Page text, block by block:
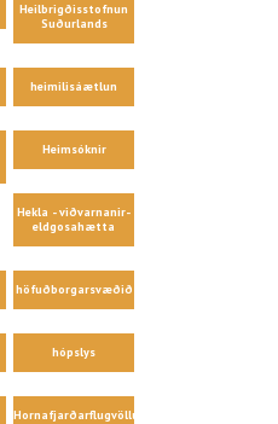
Heilbrigðisstofnun
Suðurlands
heimilisáætlun
Heimsóknir
Hekla - viðvarnanir-
eldgosahætta
höfuðborgarsvæðið
hópslys
Hornafjarðarflugvöllur